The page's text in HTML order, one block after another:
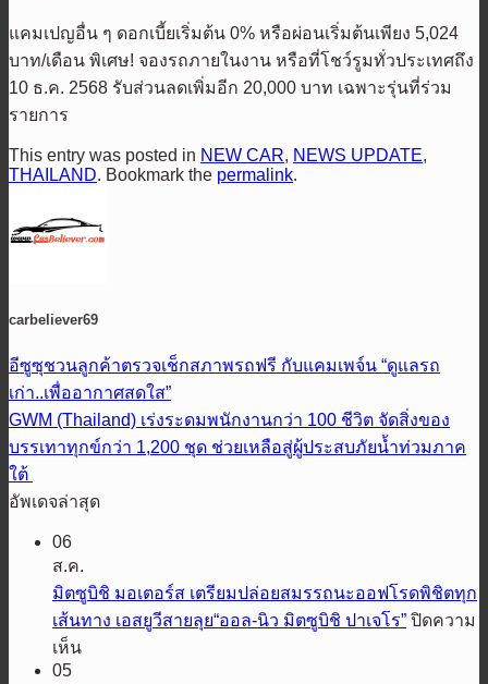
แคมเปญอื่น ๆ ดอกเบี้ยเริ่มต้น 0% หรือผ่อนเริ่มต้นเพียง 5,024
บาท/เดือน พิเศษ! จองรถภายในงาน หรือที่โชว์รูมทั่วประเทศถึง
10 ธ.ค. 2568 รับส่วนลดเพิ่มอีก 20,000 บาท เฉพาะรุ่นที่ร่วม
รายการ
This entry was posted in NEW CAR, NEWS UPDATE,
THAILAND. Bookmark the permalink.
carbeliever69
อีซูซุชวนลูกค้าตรวจเช็กสภาพรถฟรี กับแคมเพจ์น “ดูแลรถ
เก่า..เพื่ออากาศสดใส”
GWM (Thailand) เร่งระดมพนักงานกว่า 100 ชีวิต จัดสิ่งของ
บรรเทาทุกข์กว่า 1,200 ชุด ช่วยเหลือสู่ผู้ประสบภัยน้ำท่วมภาค
ใต้
อัพเดจล่าสุด
06
ส.ค.
มิตซูบิชิ มอเตอร์ส เตรียมปล่อยสมรรถนะออฟโรดพิชิตทุก
เส้นทาง เอสยูวีสายลุย“ออล-นิว มิตซูบิชิ ปาเจโร” ปิดความ
เห็นบน
05